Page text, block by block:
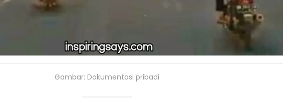
Gambar: Dokumentasi pribadi